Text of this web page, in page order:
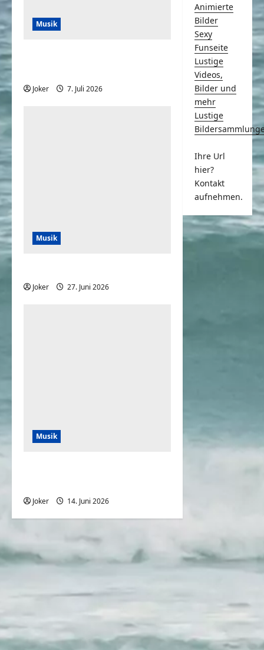
Musik
Joker 7. Juli 2026
Musik
Joker 27. Juni 2026
Musik
Joker 14. Juni 2026
Animierte
Bilder
Sexy
Funseite
Lustige
Videos,
Bilder und
mehr
Lustige
Ihre Url
hier?
Kontakt
aufnehmen.